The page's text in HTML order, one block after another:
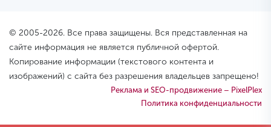
© 2005-2026. Все права защищены. Вся представленная на
сайте информация не является публичной офертой.
Копирование информации (текстового контента и
изображений) с сайта без разрешения владельцев запрещено!
Реклама и SEO-продвижение – PixelPlex
Политика конфиденциальности